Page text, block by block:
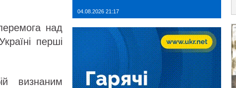
над
перші
визнаним
04.08.2026 21:17